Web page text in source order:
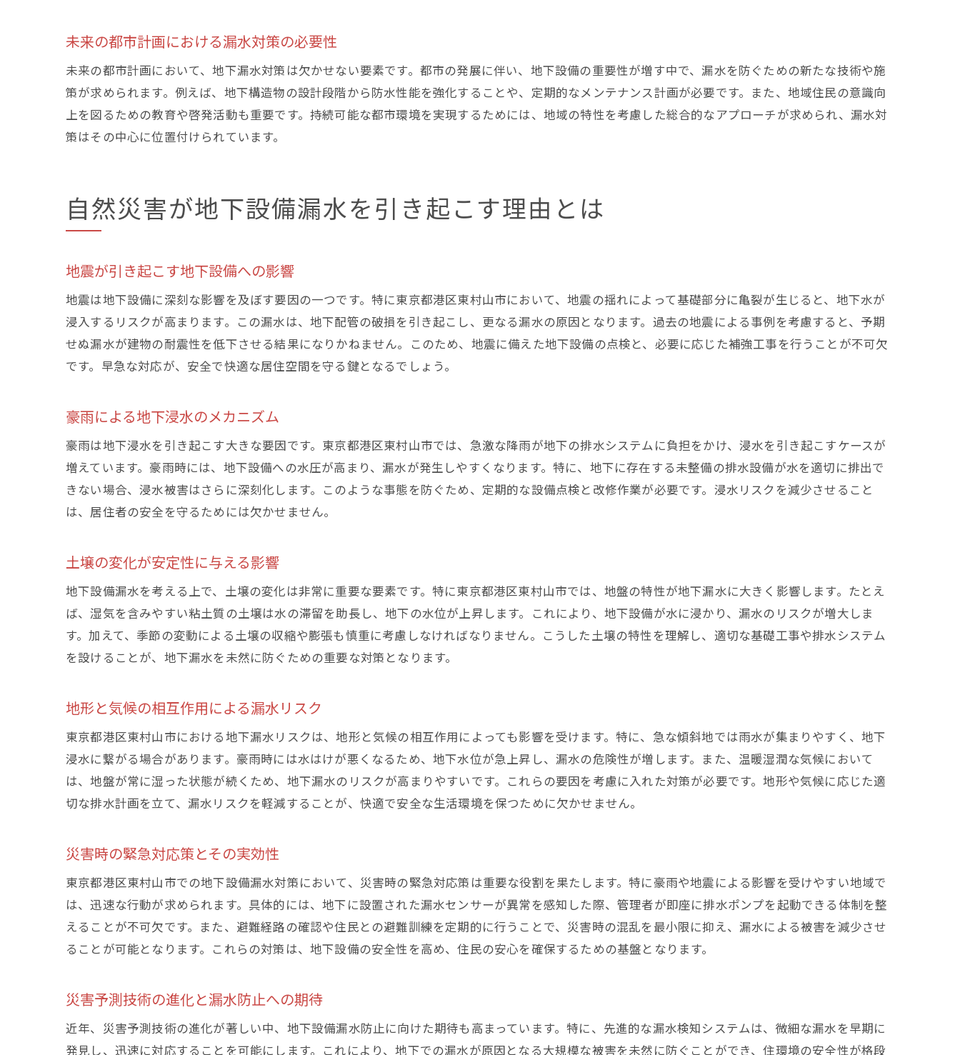
専門家が推奨する効果的な対策ツール
専門家による漏水診断の重要性
学術研究が裏付ける持続可能な漏水管理
革新的な材料技術がもたらす耐水性能の向上
安心で快適な生活を守るための地下漏水管理の重要性
漏水管理がもたらす地域の安全と持続可能性
住民意識の向上が鍵を握る漏水対策の成功
漏水管理の改善がもたらす経済的メリット
未来を見据えた都市計画における漏水管理の位置付け
未来の都市計画における漏水対策の必要性
未来の都市計画において、地下漏水対策は欠かせない要素です。都市の発展に伴い、地下設備の重要性が増す中で、漏水を防ぐための新たな技術や施
策が求められます。例えば、地下構造物の設計段階から防水性能を強化することや、定期的なメンテナンス計画が必要です。また、地域住民の意識向
上を図るための教育や啓発活動も重要です。持続可能な都市環境を実現するためには、地域の特性を考慮した総合的なアプローチが求められ、漏水対
策はその中心に位置付けられています。
自然災害が地下設備漏水を引き起こす理由とは
地震が引き起こす地下設備への影響
地震は地下設備に深刻な影響を及ぼす要因の一つです。特に東京都港区東村山市において、地震の揺れによって基礎部分に亀裂が生じると、地下水が
浸入するリスクが高まります。この漏水は、地下配管の破損を引き起こし、更なる漏水の原因となります。過去の地震による事例を考慮すると、予期
せぬ漏水が建物の耐震性を低下させる結果になりかねません。このため、地震に備えた地下設備の点検と、必要に応じた補強工事を行うことが不可欠
です。早急な対応が、安全で快適な居住空間を守る鍵となるでしょう。
豪雨による地下浸水のメカニズム
豪雨は地下浸水を引き起こす大きな要因です。東京都港区東村山市では、急激な降雨が地下の排水システムに負担をかけ、浸水を引き起こすケースが
増えています。豪雨時には、地下設備への水圧が高まり、漏水が発生しやすくなります。特に、地下に存在する未整備の排水設備が水を適切に排出で
きない場合、浸水被害はさらに深刻化します。このような事態を防ぐため、定期的な設備点検と改修作業が必要です。浸水リスクを減少させること
は、居住者の安全を守るためには欠かせません。
土壌の変化が安定性に与える影響
地下設備漏水を考える上で、土壌の変化は非常に重要な要素です。特に東京都港区東村山市では、地盤の特性が地下漏水に大きく影響します。たとえ
ば、湿気を含みやすい粘土質の土壌は水の滞留を助長し、地下の水位が上昇します。これにより、地下設備が水に浸かり、漏水のリスクが増大しま
す。加えて、季節の変動による土壌の収縮や膨張も慎重に考慮しなければなりません。こうした土壌の特性を理解し、適切な基礎工事や排水システム
を設けることが、地下漏水を未然に防ぐための重要な対策となります。
地形と気候の相互作用による漏水リスク
東京都港区東村山市における地下漏水リスクは、地形と気候の相互作用によっても影響を受けます。特に、急な傾斜地では雨水が集まりやすく、地下
浸水に繋がる場合があります。豪雨時には水はけが悪くなるため、地下水位が急上昇し、漏水の危険性が増します。また、温暖湿潤な気候において
は、地盤が常に湿った状態が続くため、地下漏水のリスクが高まりやすいです。これらの要因を考慮に入れた対策が必要です。地形や気候に応じた適
切な排水計画を立て、漏水リスクを軽減することが、快適で安全な生活環境を保つために欠かせません。
災害時の緊急対応策とその実効性
東京都港区東村山市での地下設備漏水対策において、災害時の緊急対応策は重要な役割を果たします。特に豪雨や地震による影響を受けやすい地域で
は、迅速な行動が求められます。具体的には、地下に設置された漏水センサーが異常を感知した際、管理者が即座に排水ポンプを起動できる体制を整
えることが不可欠です。また、避難経路の確認や住民との避難訓練を定期的に行うことで、災害時の混乱を最小限に抑え、漏水による被害を減少させ
ることが可能となります。これらの対策は、地下設備の安全性を高め、住民の安心を確保するための基盤となります。
災害予測技術の進化と漏水防止への期待
近年、災害予測技術の進化が著しい中、地下設備漏水防止に向けた期待も高まっています。特に、先進的な漏水検知システムは、微細な漏水を早期に
発見し、迅速に対応することを可能にします。これにより、地下での漏水が原因となる大規模な被害を未然に防ぐことができ、住環境の安全性が格段